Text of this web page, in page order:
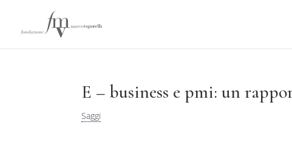
E – business e pmi: un
Saggi